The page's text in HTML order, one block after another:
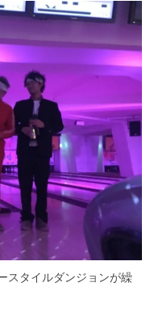
スタイルダンジョンが繰